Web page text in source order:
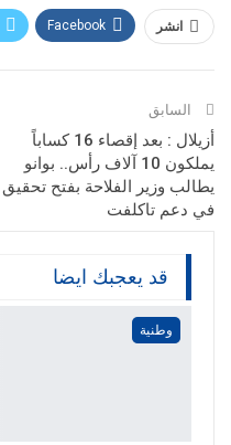
انشر Facebook
السابق
أزيلال : بعد إقصاء 16 كساباً
يملكون 10 آلاف رأس.. بوانو
يطالب وزير الفلاحة بفتح تحقيق
في دعم تاكلفت
قد يعجبك ايضا
وطنية